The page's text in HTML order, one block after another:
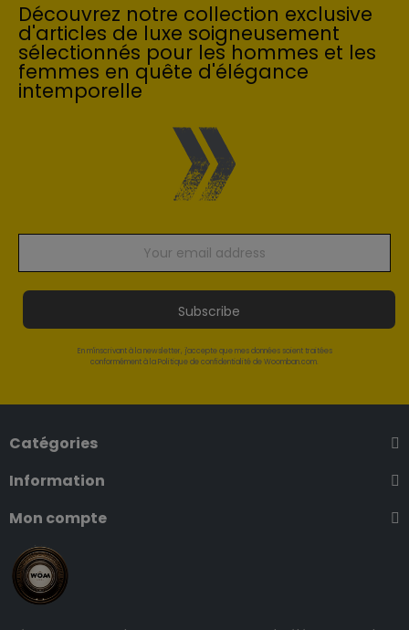
Découvrez notre collection exclusive
d'articles de luxe soigneusement
sélectionnés pour les hommes et les
femmes en quête d'élégance
intemporelle
Subscribe
En m'inscrivant à la newsletter, j'accepte que mes données soient traitées
conformément à la Politique de confidentialité de Woomban.com.
Catégories
Information
Mon compte